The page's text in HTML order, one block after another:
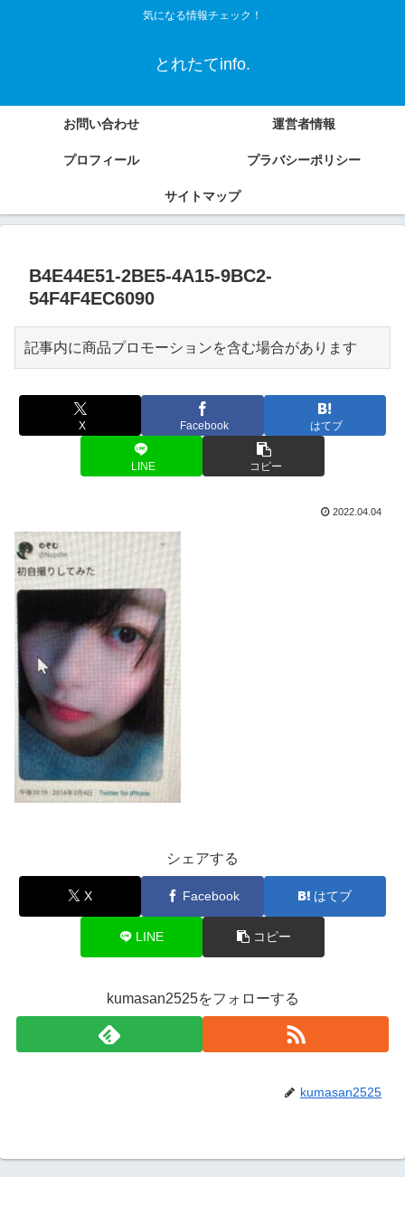
気になる情報チェック！
とれたてinfo.
お問い合わせ 運営者情報
プロフィール プラバシーポリシー
サイトマップ
B4E44E51-2BE5-4A15-9BC2-
54F4F4EC6090
記事内に商品プロモーションを含む場合があります
X Facebook はてブ
LINE コピー
2022.04.04
シェアする
X Facebook はてブ
LINE コピー
kumasan2525をフォローする
kumasan2525